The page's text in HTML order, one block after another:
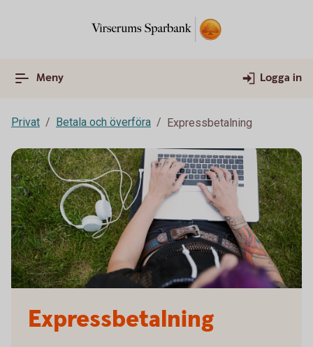
Meny Logga in
Privat Betala och överföra Expressbetalning
Expressbetalning